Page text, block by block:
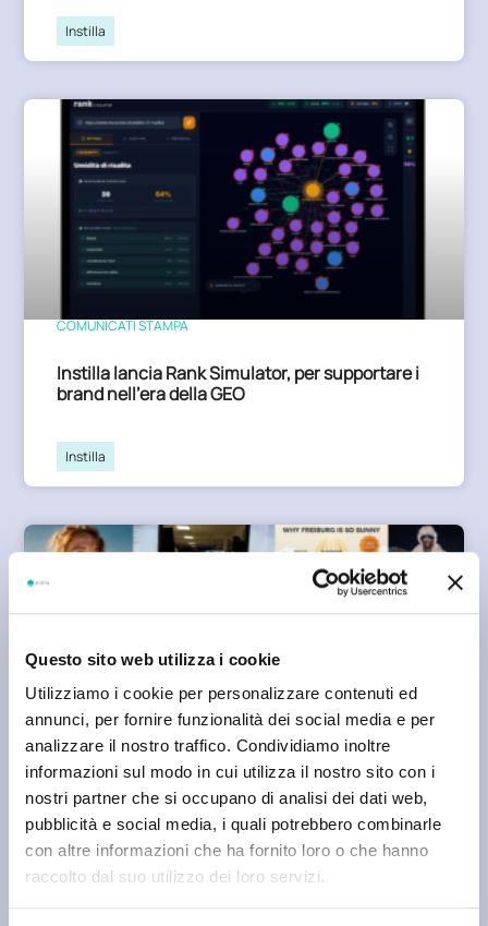
Questo sito web utilizza i cookie
Utilizziamo i cookie per personalizzare contenuti ed
annunci, per fornire funzionalità dei social media e per
analizzare il nostro traffico. Condividiamo inoltre
informazioni sul modo in cui utilizza il nostro sito con i
nostri partner che si occupano di analisi dei dati web,
pubblicità e social media, i quali potrebbero combinarle
con altre informazioni che ha fornito loro o che hanno
raccolto dal suo utilizzo dei loro servizi.
Instilla
COMUNICATI STAMPA
Instilla lancia Rank Simulator, per supportare i
brand nell’era della GEO
Instilla
NEWS
FLUX 2: Il modello che porta la generazione AI a
un livello professionale
Giammarco Gizzi